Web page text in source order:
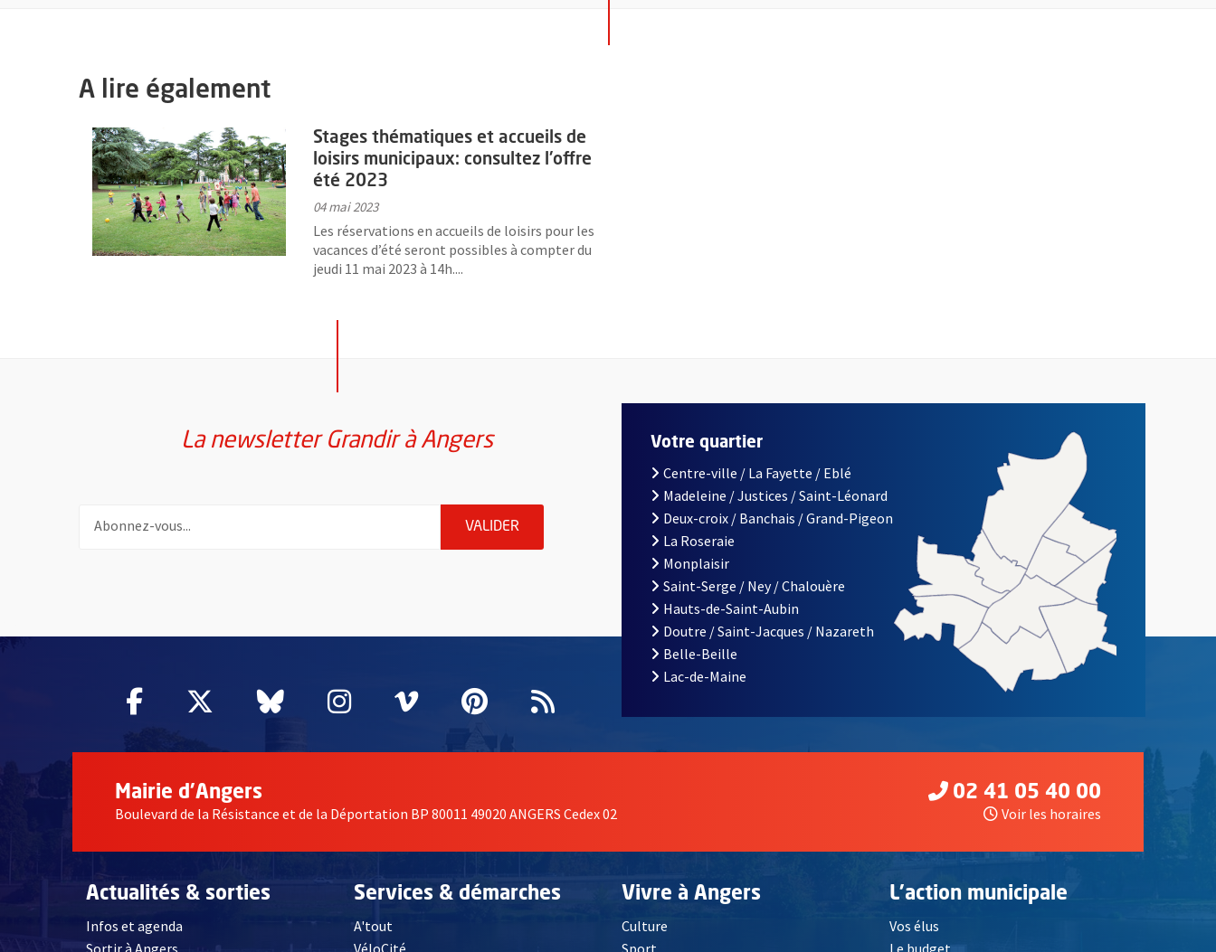
A lire également
Stages thématiques et accueils de
loisirs municipaux: consultez l'offre
été 2023
04 mai 2023
Les réservations en accueils de loisirs pour les
vacances d’été seront possibles à compter du
jeudi 11 mai 2023 à 14h....
En savoir plus sur l'actualité Stages thématiques et accueils de loisirs municipaux: consultez l'offre été 2023
La newsletter Grandir à Angers
Pour vous inscrire à la lettre d'information Grandir à Angers, indiquez votre email (champ obligatoire)
VALIDERENVOYER MA DEMANDE D'INSCRIPTION À LA LETTRE D'INFORMATION DES ASSOCIATIONS DE LA VILLE
Facebook
, Ouvre une nouvelle fenêtre
Twitter
, Ouvre une nouvelle fenêtre
Bluesky
, Ouvre une nouvelle fenêtre
Instagram
, Ouvre une nouvelle fenêtre
Vimeo
, Ouvre une nouvelle fenêtre
Pinterest
, Ouvre une nouvelle fenêtre
Flux RSS
Votre quartier
Centre-ville / La Fayette / Eblé
Madeleine / Justices / Saint-Léonard
Deux-croix / Banchais / Grand-Pigeon
La Roseraie
Monplaisir
Saint-Serge / Ney / Chalouère
Hauts-de-Saint-Aubin
Doutre / Saint-Jacques / Nazareth
Belle-Beille
Lac-de-Maine
Mairie d'Angers
Boulevard de la Résistance et de la Déportation BP 80011 49020 ANGERS Cedex 02
02 41 05 40 00
Voir les horaires
Actualités & sorties
Infos et agenda
Services & démarches
A'tout
Vivre à Angers
Culture
L'action municipale
Vos élus